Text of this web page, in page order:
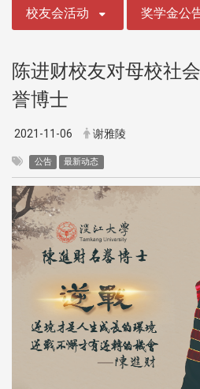
校友会活动 奖学金公
陈进财校友对母校社
誉博士
2021-11-06 谢雅陵
公告 最新动态